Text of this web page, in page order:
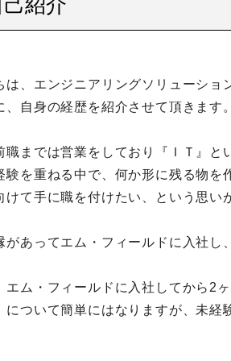
は、エンジニアリングソリューショ
、自身の経歴を紹介させて頂きます
職までは営業をしており『ＩＴ』
験を重ねる中で、何か形に残る物を
けて手に職を付けたい、という思い
があってエム・フィールドに入社し
エム・フィールドに入社してから2
について簡単にはなりますが、未経